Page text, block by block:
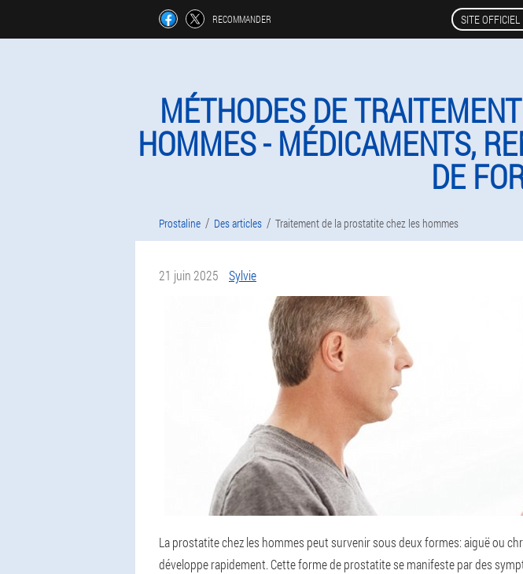
RECOMMANDER SITE OFFICIEL
MÉTHODES DE
HOMMES - MÉDICAMENTS,
DE
Prostaline Des articles Traitement de la prostatite chez les hommes
21 juin 2025 Sylvie
La prostatite chez les hommes peut survenir sous deux formes: aiguë ou
développe rapidement. Cette forme de prostatite se manifeste par des